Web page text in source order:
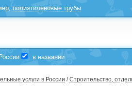
полиэтиленовые трубы
в названии
услуги в России /Строительство,